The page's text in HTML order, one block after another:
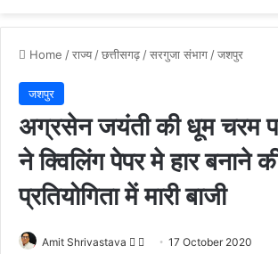
Home /राज्य/छत्तीसगढ़/सरगुजा संभाग/जशपुर
जशपुर
अग्रसेन जयंती की धूम चरम
ने क्विलिंग पेपर मे हार बनाने
प्रतियोगिता में मारी बाजी
Amit Shrivastava
F
17 October 2020